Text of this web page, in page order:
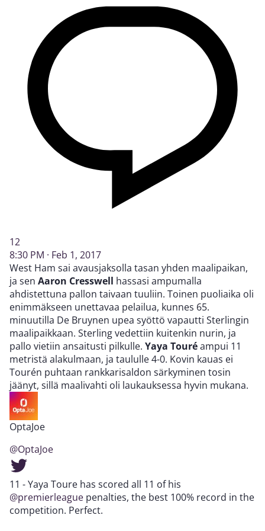
12
8:30 PM · Feb 1, 2017
West Ham sai avausjaksolla tasan yhden maalipaikan,
ja sen Aaron Cresswell hassasi ampumalla
ahdistettuna pallon taivaan tuuliin. Toinen puoliaika oli
enimmäkseen unettavaa pelailua, kunnes 65.
minuutilla De Bruynen upea syöttö vapautti Sterlingin
maalipaikkaan. Sterling vedettiin kuitenkin nurin, ja
pallo vietiin ansaitusti pilkulle. Yaya Touréampui 11
metristä alakulmaan, ja taululle 4-0. Kovin kauas ei
Tourén puhtaan rankkarisaldon särkyminen tosin
jäänyt, sillä maalivahti oli laukauksessa hyvin mukana.
OptaJoe
@OptaJoe
11 - Yaya Toure has scored all 11 of his
@premierleague penalties, the best 100% record in the
competition. Perfect.